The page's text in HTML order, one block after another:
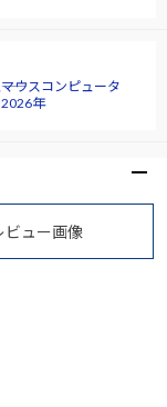
ウスコンピュータ
年
ビュー画像